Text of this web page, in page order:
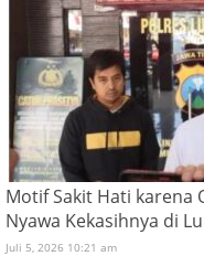
Motif Sakit Hati karena
Nyawa Kekasihnya di
Juli 5, 2026 10:21 am